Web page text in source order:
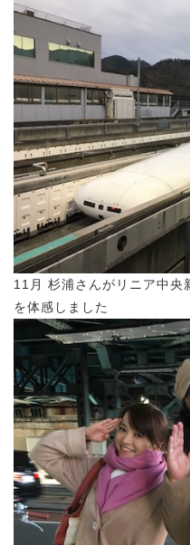
11月 杉浦さんがリニア中
を体感しました